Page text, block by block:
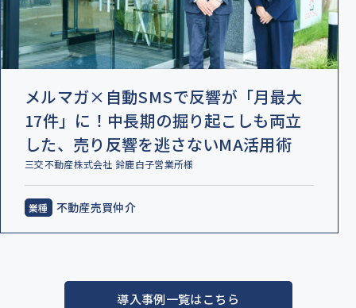
メルマガ×自動SMSで反響が「月最大
17件」に！中長期の掘り起こしも両立
した、売り反響を逃さないMA活用術
三交不動産株式会社 鈴鹿白子営業所様
不動産売買仲介
導入事例一覧はこちら